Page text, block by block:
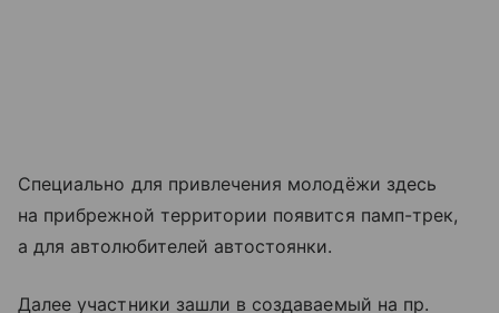
Специально для привлечения молодёжи здесь
на прибрежной территории появится памп-трек,
а для автолюбителей автостоянки.
Далее участники зашли в создаваемый на пр.